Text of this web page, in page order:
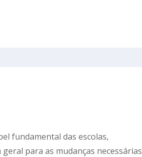
fundamental das escolas,
para as mudanças necessárias